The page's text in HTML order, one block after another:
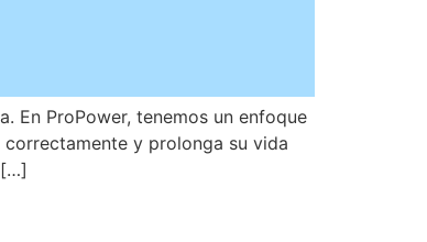
En ProPower, tenemos un enfoque
y prolonga su vida
[…]